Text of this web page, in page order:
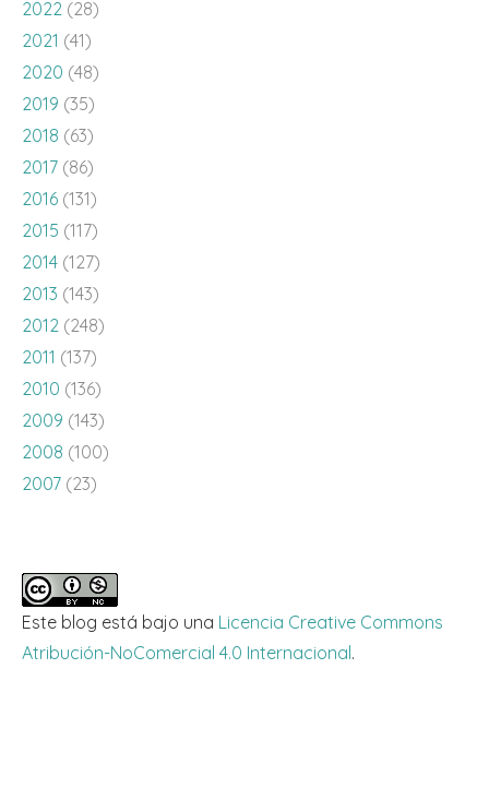
2022 (28)
2021 (41)
2020 (48)
2019 (35)
2018 (63)
2017 (86)
2016 (131)
2015 (117)
2014 (127)
2013 (143)
2012 (248)
2011 (137)
2010 (136)
2009 (143)
2008 (100)
2007 (23)
Este blog está bajo una Licencia Creative Commons
Atribución-NoComercial 4.0 Internacional.